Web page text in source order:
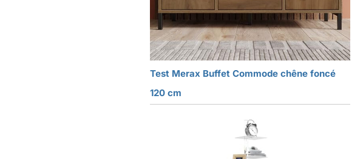
Test Merax Buffet Commode chêne foncé
120 cm